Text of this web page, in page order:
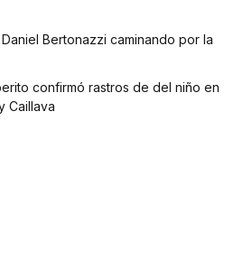
Bertonazzi caminando por la
confirmó rastros de del niño en
Caillava